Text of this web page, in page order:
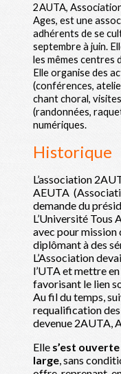
2AUTA,
Ages, est une
adhérents de se
septembre à juin.
les mêmes centres
Elle organise des
(conférences,
chant choral,
(randonnées,
numériques.
Historique
L’association
AEUTA
demande du
L’Université Tous
avec pour mission
diplômant à des
L’Association
l’UTA et mettre
favorisant le lien
Au fil du temps,
requalification
devenue 2AUTA,
Elle s’est
large , sans